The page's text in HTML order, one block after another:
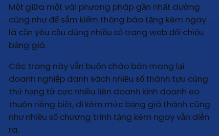
Một giữa một vài phương pháp gần nhất dường
cũng như để sắm kiếm thông báo tặng kèm ngay
là cần yêu cầu dùng nhiều số trang web đối chiếu
bảng giá.
Các trang này vẫn buôn chào bán mang lại
doanh nghiệp danh sách nhiều số thành tựu cùng
thứ hạng từ cực nhiều liên doanh kinh doanh eo
thuôn riêng biệt, đi kèm mức bảng giá thành cũng
như nhiều số chương trình tặng kèm ngay vẫn diễn
ra.